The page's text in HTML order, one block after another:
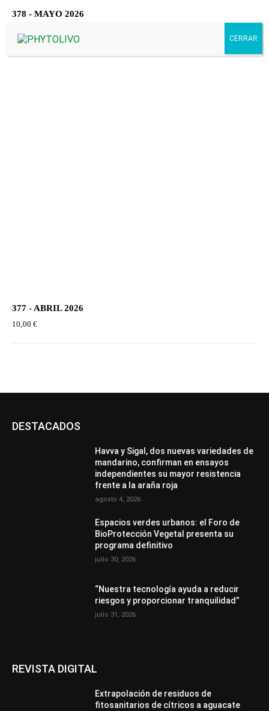
378 - MAYO 2026
377 - ABRIL 2026
10,00€
DESTACADOS
Havva y Sigal, dos nuevas variedades de
mandarino, confirman en ensayos
independientes su mayor resistencia
frente a la araña roja
agosto 4, 2026
Espacios verdes urbanos: el Foro de
BioProtección Vegetal presenta su
programa definitivo
julio 30, 2026
“Nuestra tecnología ayuda a reducir
riesgos y proporcionar tranquilidad”
julio 31, 2026
REVISTA DIGITAL
Extrapolación de residuos de
fitosanitarios de cítricos a aguacate